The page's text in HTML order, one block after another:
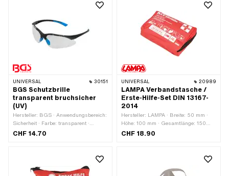
UNIVERSAL 30151
BGS Schutzbrille
transparent bruchsicher
(UV)
Hersteller: BGS · Anwendungsbereich:
Sicherheit · Farbe: transparent ·
Material Sichtscheibe: Polycarbonat
CHF 14.70
UNIVERSAL 20989
LAMPA Verbandstasche /
Erste-Hilfe-Set DIN 13167-
2014
Hersteller: LAMPA · Breite: 50 mm ·
Höhe: 100 mm · Gesamtlänge: 150
mm
CHF 18.90